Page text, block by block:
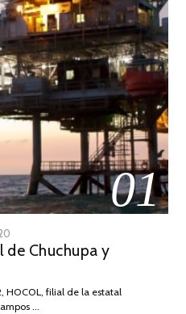
01
DE
2026
Chuchupa y
HOCOL, filial de la estatal
…